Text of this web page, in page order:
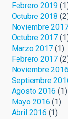
Febrero 2019
Octubre 2018
Noviembre 2017
Octubre 2017
Marzo 2017 (1)
Febrero 2017
Noviembre 2016
Septiembre
Agosto 2016 (1)
Mayo 2016 (1)
Abril 2016 (1)